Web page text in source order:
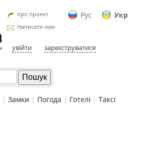
Рус Укр
про проект
Написати нам
увійти зареєструватися
| Замки | Погода | Готелі | Таксі